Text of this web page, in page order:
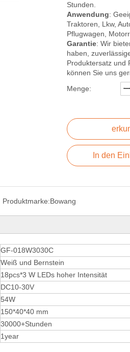
Stunden.
Anwendung:
Traktoren, Lkw,
Pflugwagen,
Garantie: Wir
haben,
Produktersatz und
können Sie uns
Menge:
In den
Produktmarke:Bowang
GF-018W3030C
Weiß und Bernstein
18pcs*3 W LEDs hoher Intensität
DC10-30V
54W
150*40*40 mm
30000+Stunden
1year